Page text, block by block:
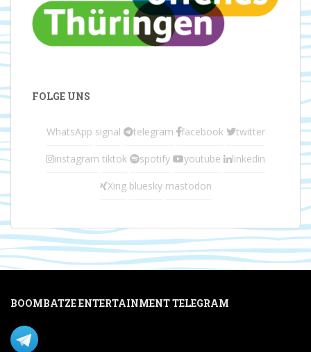
FOLGE UNS
WhatsApp signal telegram facebook twitter
instagram tiktok spotify youtube linkedin
Xing bluesky mastodon
BOOMBATZE ENTERTAINMENT TELEGRAM